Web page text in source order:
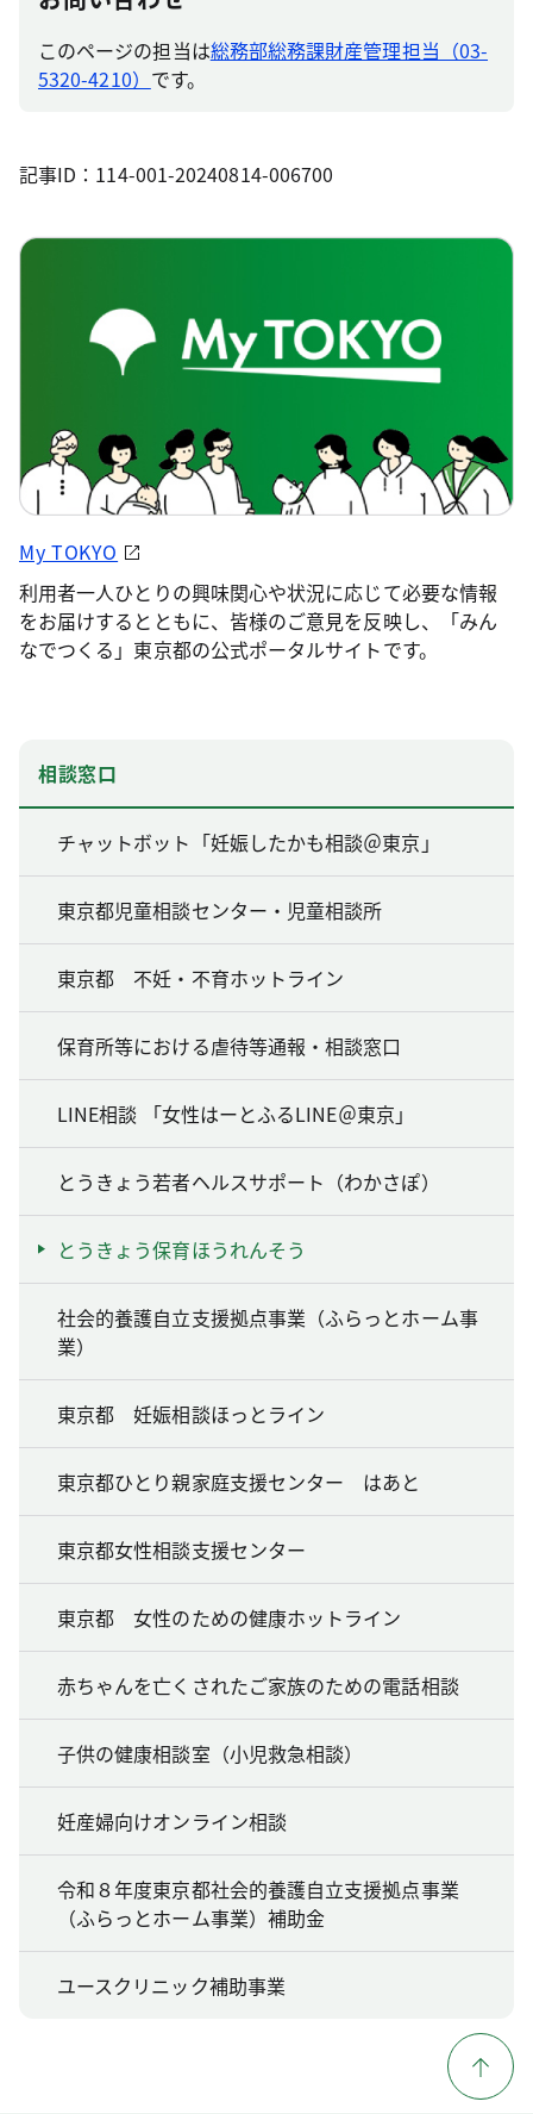
このページの担当は総務部総務課財産管理担当（03-
5320-4210） です。
記事ID：114-001-20240814-006700
My TOKYO
利用者一人ひとりの興味関心や状況に応じて必要な情報
をお届けするとともに、皆様のご意見を反映し、「みん
なでつくる」東京都の公式ポータルサイトです。
相談窓口
チャットボット「妊娠したかも相談＠東京」
東京都児童相談センター・児童相談所
東京都 不妊・不育ホットライン
保育所等における虐待等通報・相談窓口
LINE相談 「女性はーとふるLINE＠東京」
とうきょう若者ヘルスサポート（わかさぽ）
とうきょう保育ほうれんそう
社会的養護自立支援拠点事業（ふらっとホーム事
業）
東京都 妊娠相談ほっとライン
東京都ひとり親家庭支援センター はあと
東京都女性相談支援センター
東京都 女性のための健康ホットライン
赤ちゃんを亡くされたご家族のための電話相談
子供の健康相談室（小児救急相談）
妊産婦向けオンライン相談
令和８年度東京都社会的養護自立支援拠点事業
（ふらっとホーム事業）補助金
ユースクリニック補助事業